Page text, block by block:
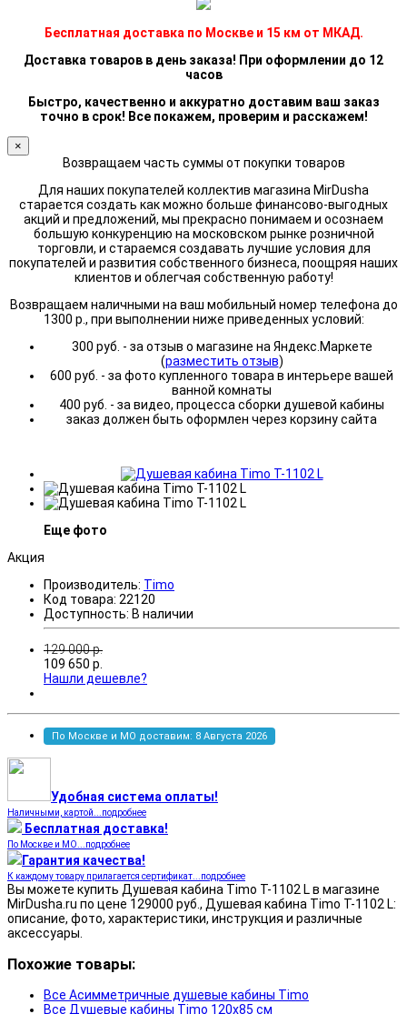
Бесплатная доставка по Москве и 15 км от МКАД.
Доставка товаров в день заказа! При оформлении до 12
часов
Быстро, качественно и аккуратно доставим ваш заказ
точно в срок! Все покажем, проверим и расскажем!
×
Возвращаем часть суммы от покупки товаров
Для наших покупателей коллектив магазина MirDusha
старается создать как можно больше финансово-выгодных
акций и предложений, мы прекрасно понимаем и осознаем
большую конкуренцию на московском рынке розничной
торговли, и стараемся создавать лучшие условия для
покупателей и развития собственного бизнеса, поощряя наших
клиентов и облегчая собственную работу!
Возвращаем наличными на ваш мобильный номер телефона до
1300 р., при выполнении ниже приведенных условий:
300 руб. - за отзыв о магазине на Яндекс.Маркете
(разместить отзыв)
600 руб. - за фото купленного товара в интерьере вашей
ванной комнаты
400 руб. - за видео, процесса сборки душевой кабины
заказ должен быть оформлен через корзину сайта
Еще фото
Акция
Производитель: Timo
Код товара: 22120
Доступность: В наличии
129 000р.
109 650 р.
Нашли дешевле?
По Москве и МО доставим: 8 Августа 2026
Удобная система оплаты!
Наличными, картой...подробнее
Бесплатная доставка!
По Москве и МО...подробнее
Гарантия качества!
К каждому товару прилагается сертификат...подробнее
Вы можете купить Душевая кабина Timo T-1102 L в магазине
MirDusha.ru по цене 129000 руб., Душевая кабина Timo T-1102 L:
описание, фото, характеристики, инструкция и различные
аксессуары.
Похожие товары:
Все Асимметричные душевые кабины Timo
Все Душевые кабины Timo 120x85 см